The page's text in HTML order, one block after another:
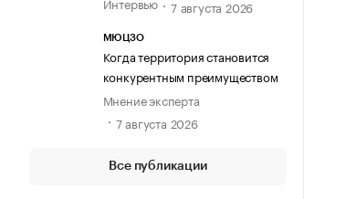
7 августа 2026
МЮЦЗО
Когда территория становится
конкурентным преимуществом
Мнение эксперта
7 августа 2026
Все публикации